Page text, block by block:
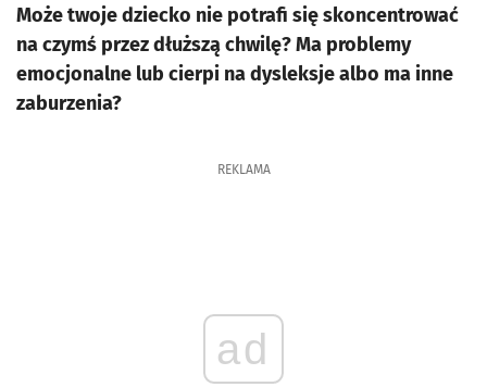
Może twoje dziecko nie potrafi się skoncentrować
na czymś przez dłuższą chwilę? Ma problemy
emocjonalne lub cierpi na dysleksje albo ma inne
zaburzenia?
REKLAMA
ad